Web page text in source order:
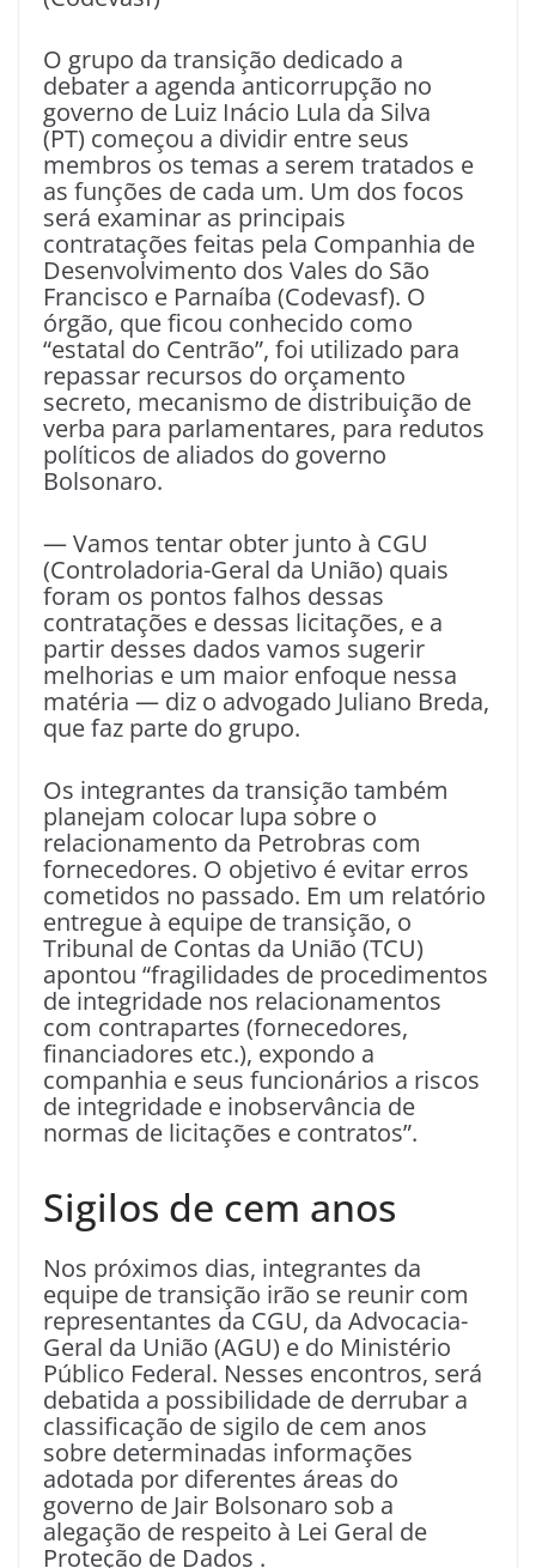
O grupo da transição dedicado a
debater a agenda anticorrupção no
governo de Luiz Inácio Lula da Silva
(PT) começou a dividir entre seus
membros os temas a serem tratados e
as funções de cada um. Um dos focos
será examinar as principais
contratações feitas pela Companhia de
Desenvolvimento dos Vales do São
Francisco e Parnaíba (Codevasf). O
órgão, que ficou conhecido como
“estatal do Centrão”, foi utilizado para
repassar recursos do orçamento
secreto, mecanismo de distribuição de
verba para parlamentares, para redutos
políticos de aliados do governo
Bolsonaro.
— Vamos tentar obter junto à CGU
(Controladoria-Geral da União) quais
foram os pontos falhos dessas
contratações e dessas licitações, e a
partir desses dados vamos sugerir
melhorias e um maior enfoque nessa
matéria — diz o advogado Juliano Breda,
que faz parte do grupo.
Os integrantes da transição também
planejam colocar lupa sobre o
relacionamento da Petrobras com
fornecedores. O objetivo é evitar erros
cometidos no passado. Em um relatório
entregue à equipe de transição, o
Tribunal de Contas da União (TCU)
apontou “fragilidades de procedimentos
de integridade nos relacionamentos
com contrapartes (fornecedores,
financiadores etc.), expondo a
companhia e seus funcionários a riscos
de integridade e inobservância de
normas de licitações e contratos”.
Sigilos de cem anos
Nos próximos dias, integrantes da
equipe de transição irão se reunir com
representantes da CGU, da Advocacia-
Geral da União (AGU) e do Ministério
Público Federal. Nesses encontros, será
debatida a possibilidade de derrubar a
classificação de sigilo de cem anos
sobre determinadas informações
adotada por diferentes áreas do
governo de Jair Bolsonaro sob a
alegação de respeito à Lei Geral de
Proteção de Dados .